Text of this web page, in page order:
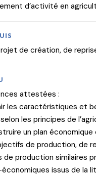
d’activité en
de création, de
attestées :
les caractéristiques et
les principes de
un plan
de production, de
de production similaires
issus de la